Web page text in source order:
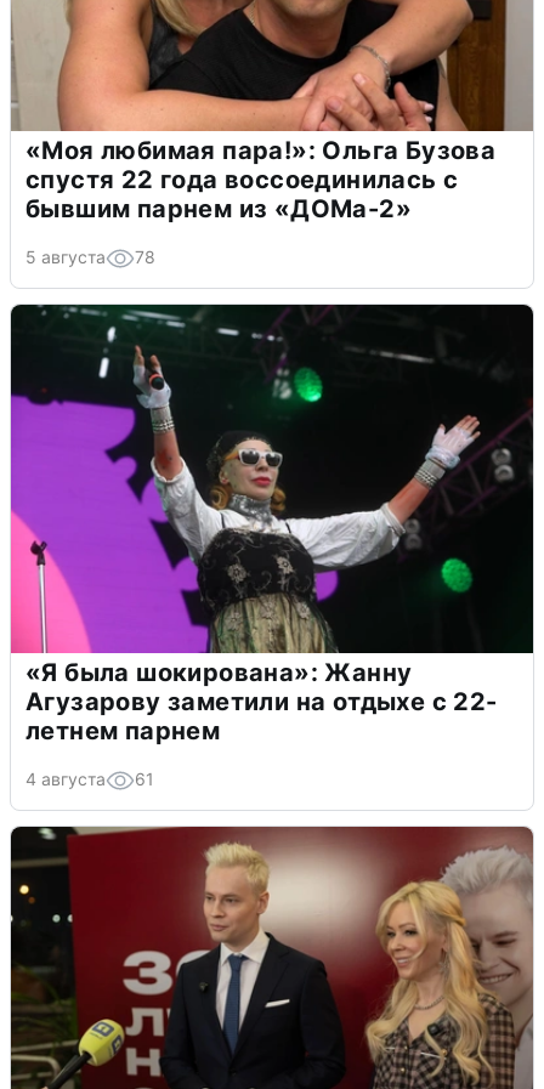
«Моя любимая пара!»: Ольга Бузова
спустя 22 года воссоединилась с
бывшим парнем из «ДОМа-2»
5 августа 78
«Я была шокирована»: Жанну
Агузарову заметили на отдыхе с 22-
летнем парнем
4 августа 61